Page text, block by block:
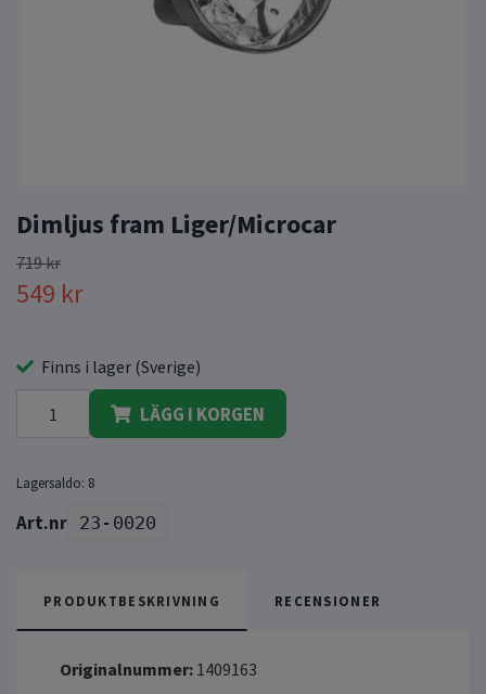
Dimljus fram Liger/Microcar
719 kr
549 kr
Finns i lager (Sverige)
LÄGG I KORGEN
Lagersaldo: 8
23-0020
PRODUKTBESKRIVNING RECENSIONER
Originalnummer: 1409163